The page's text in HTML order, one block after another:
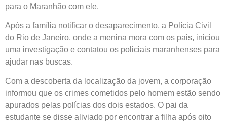
para o Maranhão com ele.
Após a família notificar o desaparecimento, a Polícia Civil
do Rio de Janeiro, onde a menina mora com os pais, iniciou
uma investigação e contatou os policiais maranhenses para
ajudar nas buscas.
Com a descoberta da localização da jovem, a corporação
informou que os crimes cometidos pelo homem estão sendo
apurados pelas polícias dos dois estados. O pai da
estudante se disse aliviado por encontrar a filha após oito